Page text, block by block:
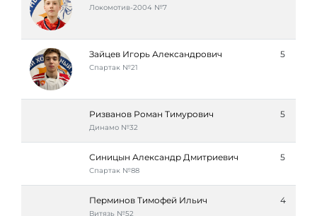
Локомотив-2004 №7
Зайцев Игорь Александрович
Спартак №21
5
Ризванов Роман Тимурович
Динамо №32
5
Синицын Александр Дмитриевич
Спартак №88
5
Перминов Тимофей Ильич
Витязь №52
4